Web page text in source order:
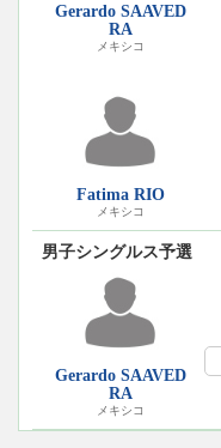
Gerardo SAAVED
RA
メキシコ
Fatima RIO
メキシコ
男子シングルス予選
Gerardo SAAVED
RA
メキシコ